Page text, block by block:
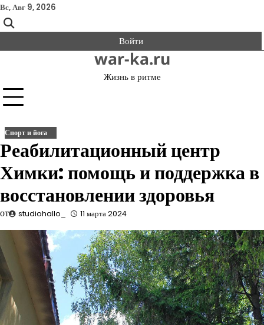
Перейти
к
содержимому
Вс, Авг 9, 2026
Войти
war-ka.ru
Жизнь в ритме
Спорт и йога
Реабилитационный центр
Химки: помощь и поддержка в
восстановлении здоровья
от studiohallo_ 11 марта 2024